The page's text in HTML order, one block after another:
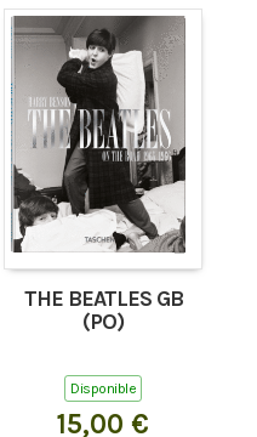
THE BEATLES GB
(PO)
Disponible
15,00 €